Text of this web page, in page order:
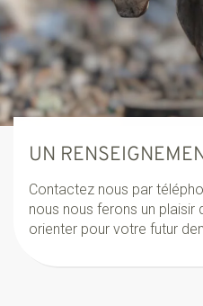
UN
Contactez nous par
nous nous ferons un
orienter pour votre futur